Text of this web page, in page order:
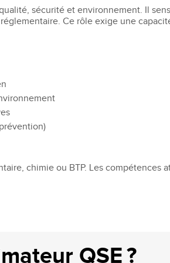
sécurité et environnement. Il
Ce rôle exige une
chimie ou BTP. Les
QSE ?